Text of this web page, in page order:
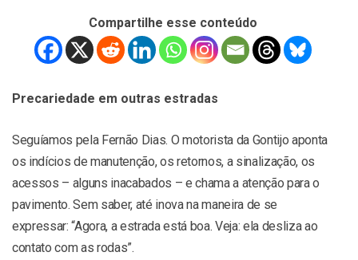
Compartilhe esse conteúdo
Precariedade em outras estradas
Seguíamos pela Fernão Dias. O motorista da Gontijo aponta
os indícios de manutenção, os retornos, a sinalização, os
acessos – alguns inacabados – e chama a atenção para o
pavimento. Sem saber, até inova na maneira de se
expressar: “Agora, a estrada está boa. Veja: ela desliza ao
contato com as rodas”.